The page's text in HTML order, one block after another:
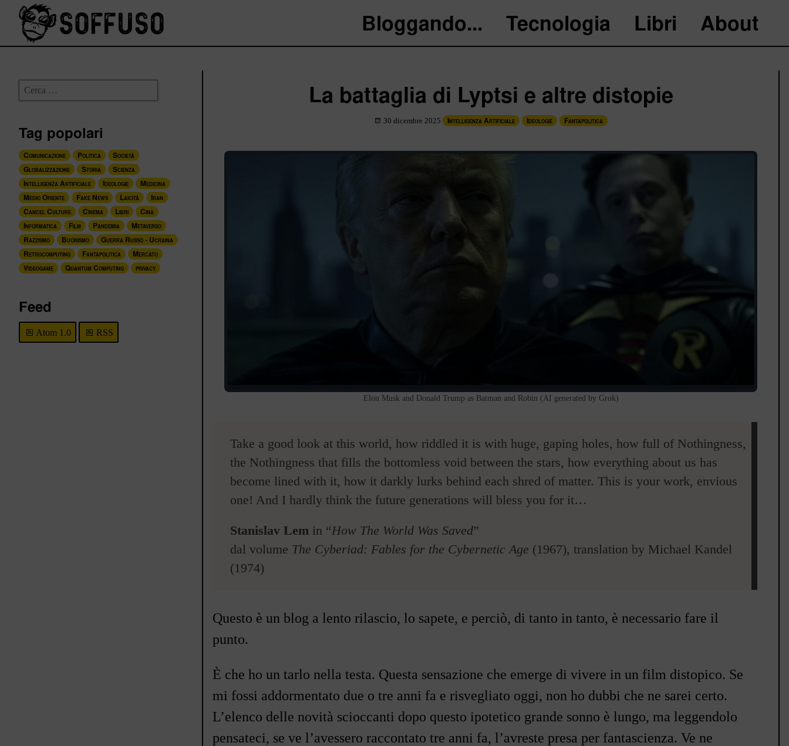
Bloggando... Tecnologia Libri About
Tag popolari
Comunicazione Politica
Società
Globalizzazione
Storia
Scienza
Intelligenza Artificiale
Ideologie
Medicina
Medio Oriente
Fake News Laicità
Iran
Cancel Culture
Cinema Libri
Cina
Informatica
Film Pandemia
Metaverso
Razzismo
Buonismo
Guerra Russo - Ucraina
Retrocomputing
Fantapolitica
Mercato
Videogame
Quantum Computing privacy
Feed
Atom 1.0 RSS
La battaglia di Lyptsi e altre distopie
30 dicembre 2025 Intelligenza Artificiale Ideologie Fantapolitica
Elon Musk and Donald Trump as Batman and Robin (AI generated by Grok)
Take a good look at this world, how riddled it is with huge, gaping holes, how full of Nothingness,
the Nothingness that fills the bottomless void between the stars, how everything about us has
become lined with it, how it darkly lurks behind each shred of matter. This is your work, envious
one! And I hardly think the future generations will bless you for it…
Stanislav Lem in “How The World Was Saved”
dal volume The Cyberiad: Fables for the Cybernetic Age (1967), translation by Michael Kandel
(1974)
Questo è un blog a lento rilascio, lo sapete, e perciò, di tanto in tanto, è necessario fare il
punto.
È che ho un tarlo nella testa. Questa sensazione che emerge di vivere in un film distopico. Se
mi fossi addormentato due o tre anni fa e risvegliato oggi, non ho dubbi che ne sarei certo.
L’elenco delle novità scioccanti dopo questo ipotetico grande sonno è lungo, ma leggendolo
pensateci, se ve l’avessero raccontato tre anni fa, l’avreste presa per fantascienza. Ve ne